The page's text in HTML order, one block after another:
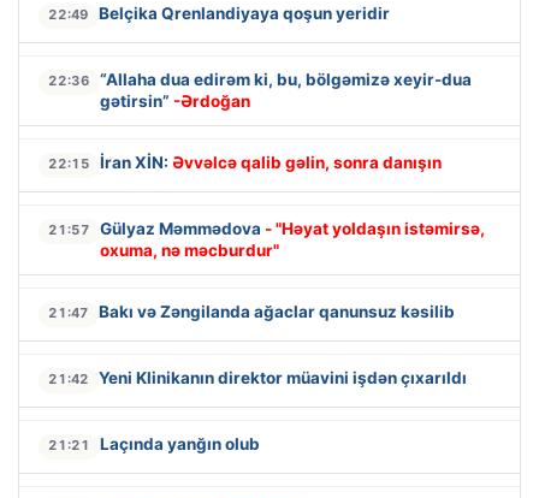
22:49 Belçika Qrenlandiyaya qoşun yeridir
22:36
“Allaha dua edirəm ki, bu, bölgəmizə xeyir-dua
gətirsin” -Ərdoğan
22:15 İran XİN: Əvvəlcə qalib gəlin, sonra danışın
21:57 Gülyaz Məmmədova - "Həyat yoldaşın istəmirsə,
oxuma, nə məcburdur"
21:47 Bakı və Zəngilanda ağaclar qanunsuz kəsilib
21:42 Yeni Klinikanın direktor müavini işdən çıxarıldı
21:21 Laçında yanğın olub